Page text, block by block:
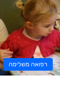
רפואה משלימה